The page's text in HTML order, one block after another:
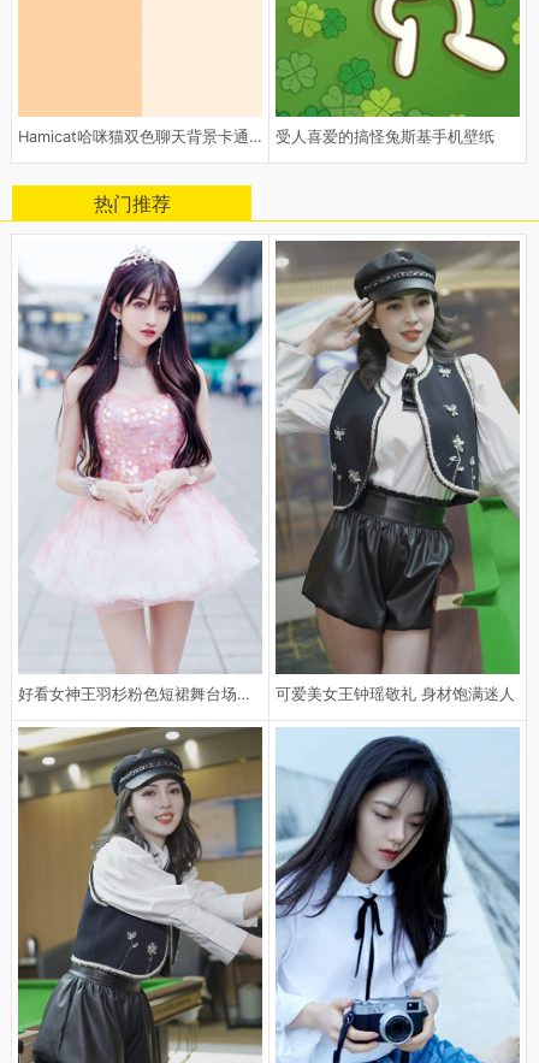
Hamicat哈咪猫双色聊天背景卡通图 受人喜爱的搞怪兔斯基手机壁纸
热门推荐
好看女神王羽杉粉色短裙舞台场景手 可爱美女王钟瑶敬礼 身材饱满迷人